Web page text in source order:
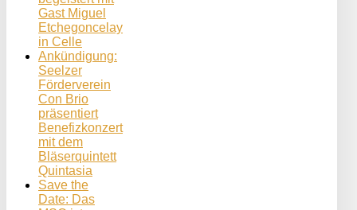
Gast Miguel
Etchegoncelay
in Celle
Ankündigung:
Seelzer
Förderverein
Con Brio
präsentiert
Benefizkonzert
mit dem
Bläserquintett
Quintasia
Save the
Date: Das